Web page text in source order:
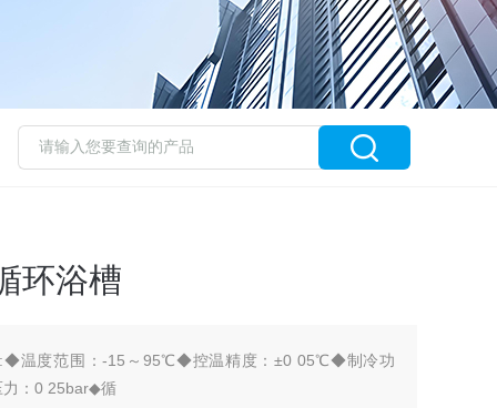
环浴槽
:◆温度范围：-15～95℃◆控温精度：±0 05℃◆制冷功
：0 25bar◆循